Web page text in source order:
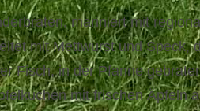
mariniert mit
mit Mettwurst und Speck,
Fisch, in der Pfanne
mit frischen Äpfeln